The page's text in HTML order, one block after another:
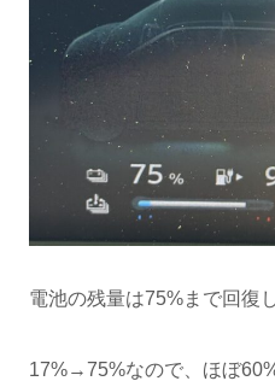
電池の残量は75%まで回復
17%→75%なので、ほぼ